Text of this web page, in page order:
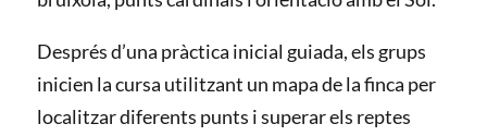
Després d’una pràctica inicial guiada, els grups
inicien la cursa utilitzant un mapa de la finca per
localitzar diferents punts i superar els reptes